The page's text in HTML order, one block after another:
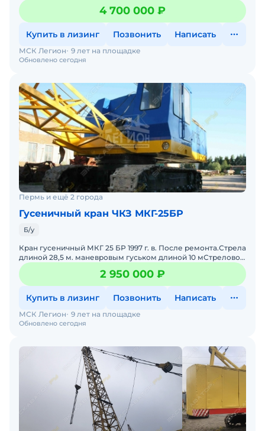
документами.Грузоподъемностью 40 т.Стрела 32,75 + гусек
5 / 10 м.Был произведе4 700 000 ₽
Купить в лизинг Позвонить Написать
Обновлено сегодня
МСК Легион 9 лет на площадке
Пермь и ещё 2 города
Гусеничный кран ЧКЗ МКГ-25БР
Б/у
Кран гусеничный МКГ 25 БР 1997 г. в. После ремонта.Стрела
длиной 28,5 м. маневровым гуськом длиной 10 мСтреловое
оборудование - любое по желанию покупателя ( с
2 950 000 ₽
Купить в лизинг Позвонить Написать
Обновлено сегодня
МСК Легион 9 лет на площадке